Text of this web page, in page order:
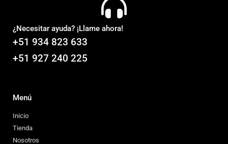
¿Necesitar ayuda? ¡Llame ahora!
+51 934 823 633
+51 927 240 225
Menú
Inicio
Tienda
Nosotros